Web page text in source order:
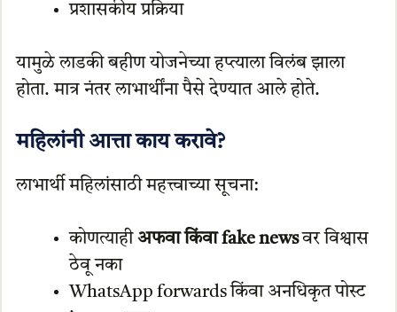
प्रशासकीय प्रक्रिया
यामुळे लाडकी बहीण योजनेच्या हप्त्याला विलंब झाला
होता. मात्र नंतर लाभार्थींना पैसे देण्यात आले होते.
महिलांनी आत्ता काय करावे?
लाभार्थी महिलांसाठी महत्त्वाच्या सूचना:
कोणत्याही अफवा किंवा fake newsवर विश्वास
ठेवू नका
WhatsApp forwards किंवा अनधिकृत पोस्ट